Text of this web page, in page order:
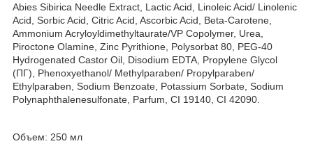
Abies Sibirica Needle Extract, Lactic Acid, Linoleic Acid/ Linolenic
Acid, Sorbic Acid, Citric Acid, Ascorbic Acid, Beta-Carotene,
Ammonium Acryloyldimethyltaurate/VP Copolymer, Urea,
Piroctone Olamine, Zinc Pyrithione, Polysorbat 80, PEG-40
Hydrogenated Castor Oil, Disodium EDTA, Propylene Glycol
(ПГ), Phenoxyethanol/ Methylparaben/ Propylparaben/
Ethylparaben, Sodium Benzoate, Potassium Sorbate, Sodium
Polynaphthalenesulfonate, Parfum, CI 19140, CI 42090.
Объем: 250 мл